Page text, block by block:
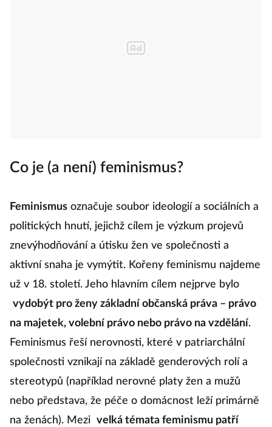
Co je (a není) feminismus?
Feminismus označuje soubor ideologií a sociálních a
politických hnutí, jejichž cílem je výzkum projevů
znevýhodňování a útisku žen ve společnosti a
aktivní snaha je vymýtit. Kořeny feminismu najdeme
už v 18. století. Jeho hlavním cílem nejprve bylo
vydobýt pro ženy základní občanská práva – právo
na majetek, volební právo nebo právo na vzdělání.
Feminismus řeší nerovnosti, které v patriarchální
společnosti vznikají na základě genderových rolí a
stereotypů (například nerovné platy žen a mužů
nebo představa, že péče o domácnost leží primárně
na ženách). Mezi velká témata feminismu patří